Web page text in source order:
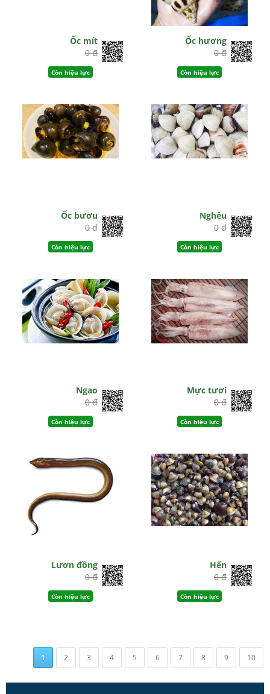
Ốc mít
0 đ
Còn hiệu lực
Ốc hương
0 đ
Còn hiệu lực
Ốc bươu
0 đ
Còn hiệu lực
Nghêu
0 đ
Còn hiệu lực
Ngao
0 đ
Còn hiệu lực
Mực tươi
0 đ
Còn hiệu lực
Lươn đồng
0 đ
Còn hiệu lực
Hến
0 đ
Còn hiệu lực
1 2 3 4 5 6 7 8 9 10